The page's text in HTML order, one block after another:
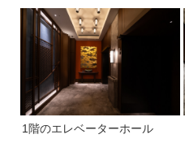
1階のエレベーターホール